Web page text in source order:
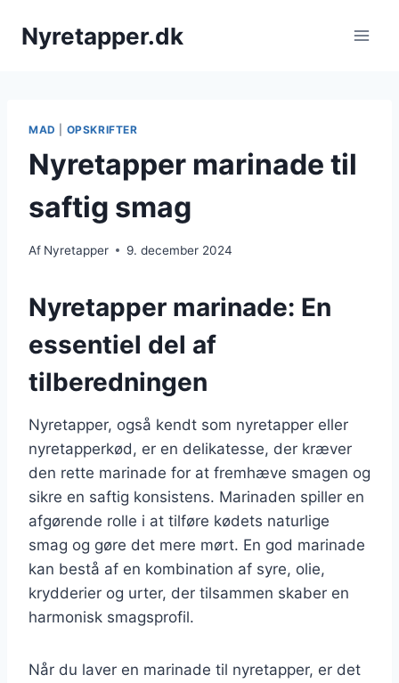
Nyretapper.dk
MAD OPSKRIFTER
Nyretapper marinade til
saftig smag
Af Nyretapper 9. december 2024
Nyretapper marinade: En
essentiel del af
tilberedningen
Nyretapper, også kendt som nyretapper eller
nyretapperkød, er en delikatesse, der kræver
den rette marinade for at fremhæve smagen og
sikre en saftig konsistens. Marinaden spiller en
afgørende rolle i at tilføre kødets naturlige
smag og gøre det mere mørt. En god marinade
kan bestå af en kombination af syre, olie,
krydderier og urter, der tilsammen skaber en
harmonisk smagsprofil.
Når du laver en marinade til nyretapper, er det